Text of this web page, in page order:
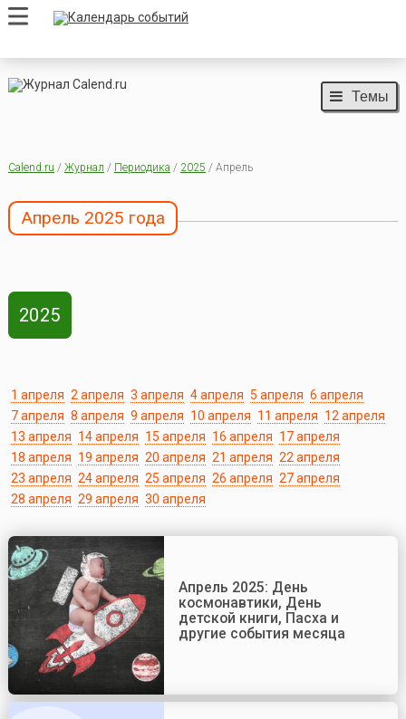
Темы
Calend.ru / Журнал / Периодика / 2025 / Апрель
Апрель 2025 года
2025
1 апреля 2 апреля 3 апреля 4 апреля 5 апреля 6 апреля
7 апреля 8 апреля 9 апреля 10 апреля 11 апреля 12 апреля
13 апреля 14 апреля 15 апреля 16 апреля 17 апреля
18 апреля 19 апреля 20 апреля 21 апреля 22 апреля
23 апреля 24 апреля 25 апреля 26 апреля 27 апреля
28 апреля 29 апреля 30 апреля
Апрель 2025: День
космонавтики, День
детской книги, Пасха и
другие события месяца